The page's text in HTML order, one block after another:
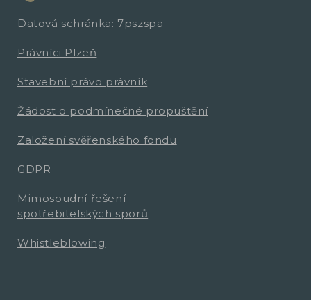
Datová schránka: 7pszspa
Právníci Plzeň
Stavební právo právník
Žádost o podmínečné propuštění
Založení svěřenského fondu
GDPR
Mimosoudní řešení
spotřebitelských sporů
Whistleblowing